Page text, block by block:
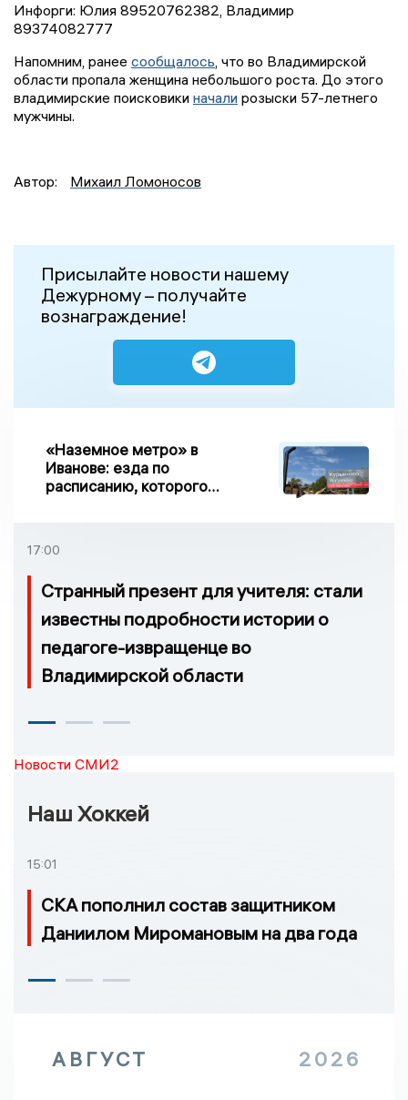
Инфорги: Юлия 89520762382, Владимир
89374082777
Напомним, ранее сообщалось, что во Владимирской
области пропала женщина небольшого роста. До этого
владимирские поисковики начали розыски 57-летнего
мужчины.
Автор: Михаил Ломоносов
Присылайте новости нашему
Дежурному – получайте
вознаграждение!
«Наземное метро» в
Иванове: езда по
расписанию, которого
17:00
Странный презент для учителя: стали
известны подробности истории о
педагоге-извращенце во
Владимирской области
Новости СМИ2
Наш Хоккей
15:01
СКА пополнил состав защитником
Даниилом Миромановым на два года
АВГУСТ 2026